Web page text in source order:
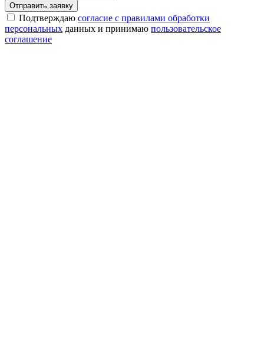
Отправить заявку
Подтверждаю согласие с правилами обработки
персональных данных и принимаю пользовательское
соглашение